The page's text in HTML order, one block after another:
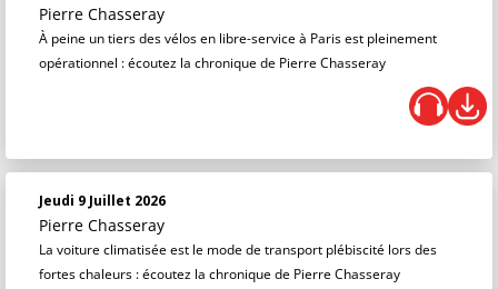
Pierre Chasseray
À peine un tiers des vélos en libre-service à Paris est pleinement
opérationnel : écoutez la chronique de Pierre Chasseray
Jeudi 9 Juillet 2026
Pierre Chasseray
La voiture climatisée est le mode de transport plébiscité lors des
fortes chaleurs : écoutez la chronique de Pierre Chasseray